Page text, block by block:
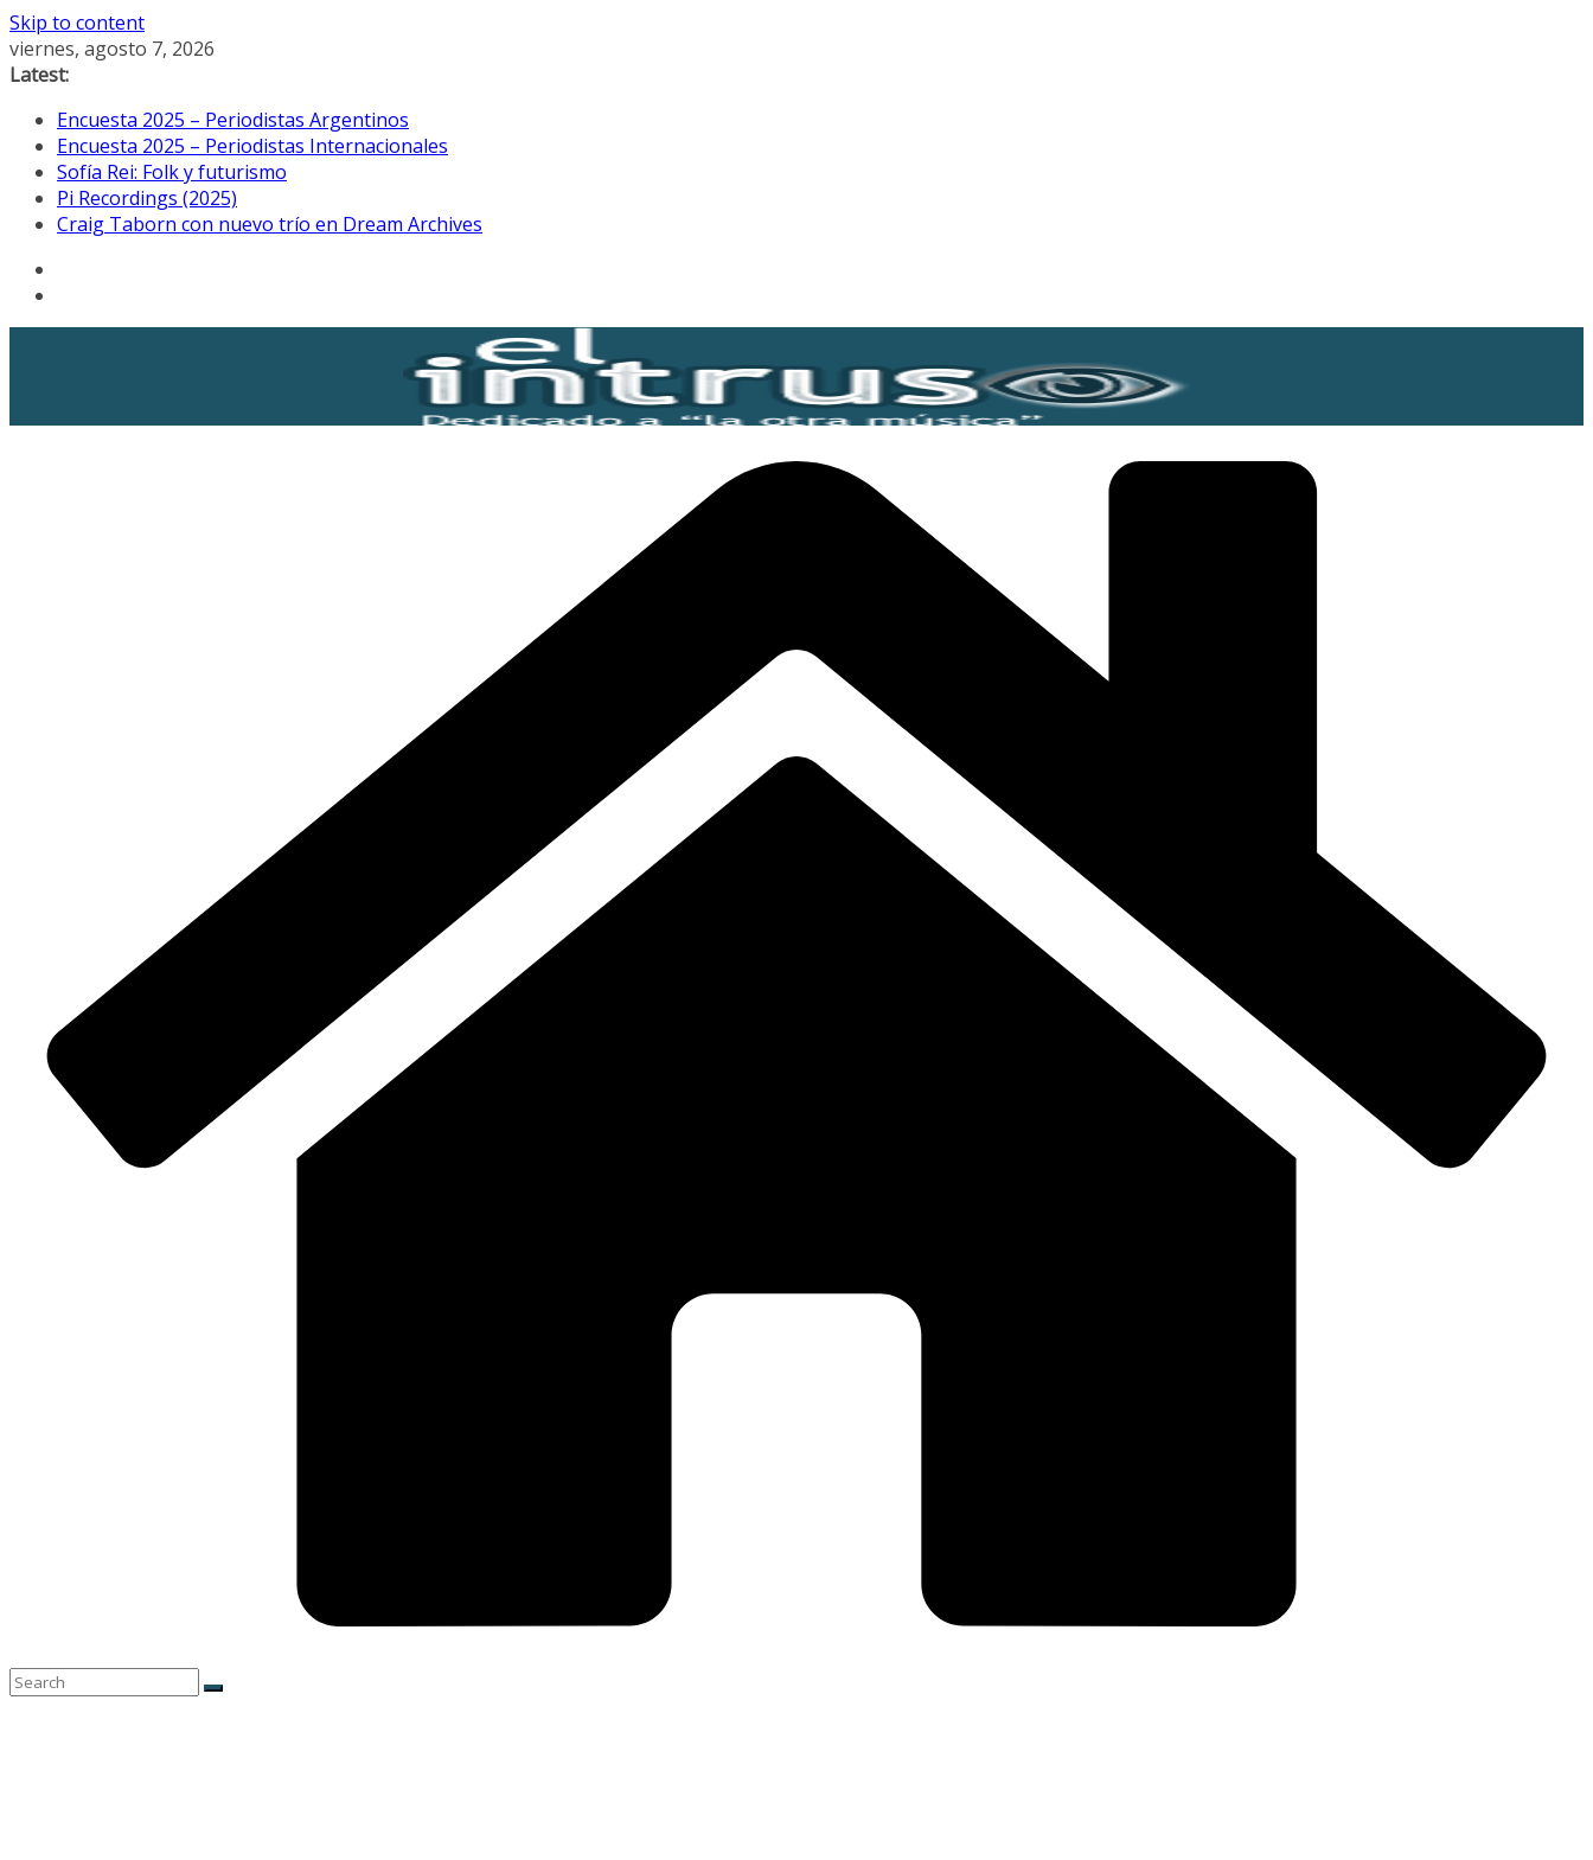
Skip to content
viernes, agosto 7, 2026
Latest:
Encuesta 2025 – Periodistas Argentinos
Encuesta 2025 – Periodistas Internacionales
Sofía Rei: Folk y futurismo
Pi Recordings (2025)
Craig Taborn con nuevo trío en Dream Archives